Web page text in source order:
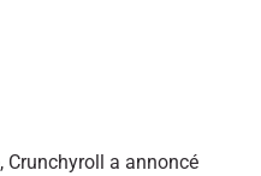
Crunchyroll a annoncé